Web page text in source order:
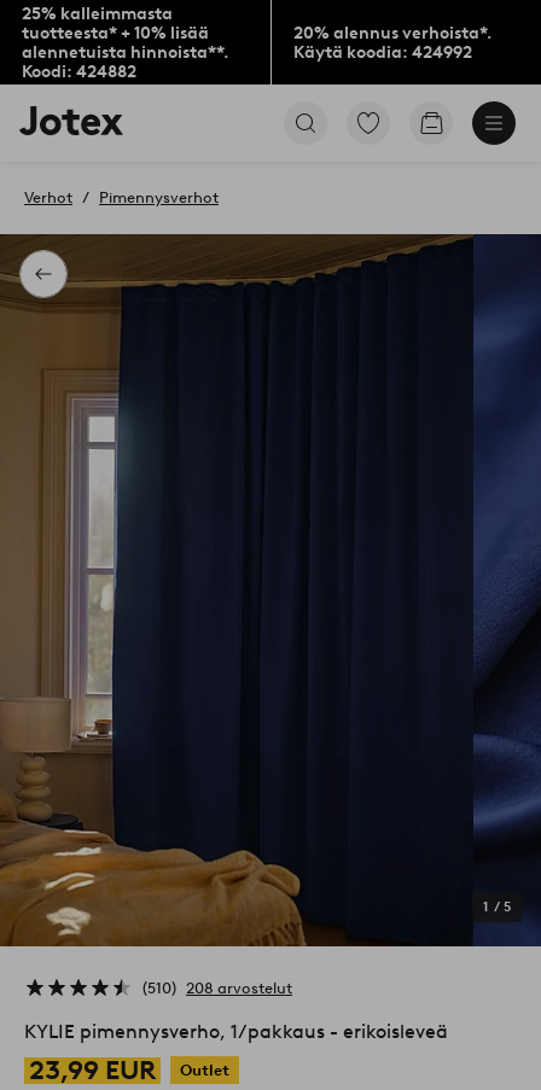
25% kalleimmasta
tuotteesta* + 10% lisää
alennetuista hinnoista**.
Koodi: 424882
20% alennus verhoista*.
Käytä koodia: 424992
Jotex-
logo
aloitussivulle
Siirry
Siirry
Takaisin
Verhot Pimennysverhot
1 / 5
510 208 arvostelut
KYLIE pimennysverho, 1/pakkaus - erikoisleveä
23,99 EUR
Outlet